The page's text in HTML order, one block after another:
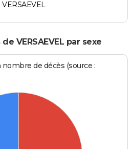
VERSAEVEL
VERSAEVEL par sexe
de décès (source :